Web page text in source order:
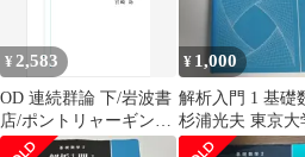
¥ 2,583
OD 連続群論 下/岩波書
店/ポントリャーギン
（ペーパーバック）
¥ 1,000
解析入門 1 基礎
杉浦光夫 東京大
会